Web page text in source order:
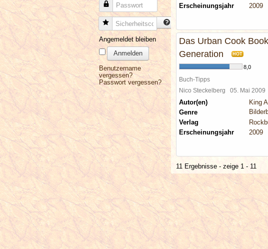
Passwort
Sicherheitscode
Angemeldet bleiben
Anmelden
Benutzername
vergessen?
Passwort vergessen?
Erscheinungsjahr
2009
Das Urban Cook
Generation
HOT
8,0
Buch-Tipps
Nico Steckelberg 05. Mai 2009
Autor(en)
King
Genre
Verlag
Erscheinungsjahr
2009
11 Ergebnisse - zeige 1 - 11